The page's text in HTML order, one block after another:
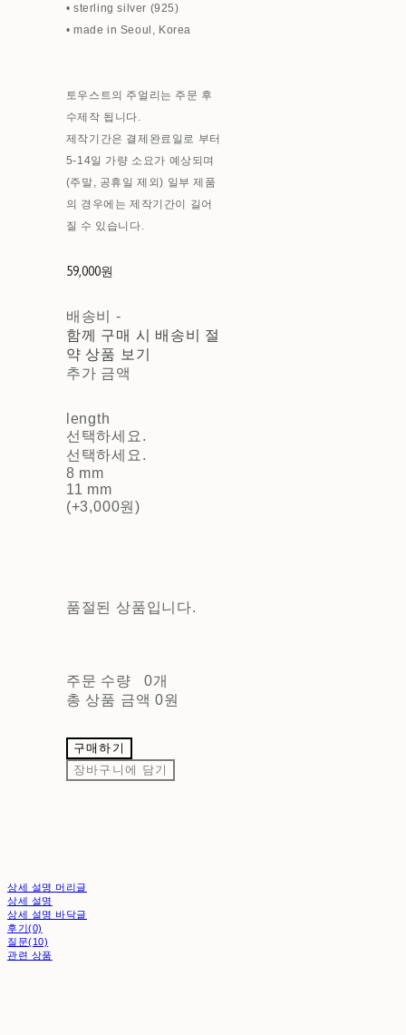
• sterling silver (925)
• made in Seoul, Korea
토우스트의 주얼리는 주문 후
수제작 됩니다.
제작기간은 결제완료일로 부터
5-14일 가량 소요가 예상되며
(주말, 공휴일 제외) 일부 제품
의 경우에는 제작기간이 길어
질 수 있습니다.
59,000원
배송비 -
함께 구매 시 배송비 절
약 상품 보기
추가 금액
length
선택하세요.
선택하세요.
8 mm
11 mm
(+3,000원)
품절된 상품입니다.
주문 수량
0개
총 상품 금액 0원
구매하기
장바구니에 담기
상세 설명 머리글
상세 설명
상세 설명 바닥글
후기(0)
질문(10)
관련 상품